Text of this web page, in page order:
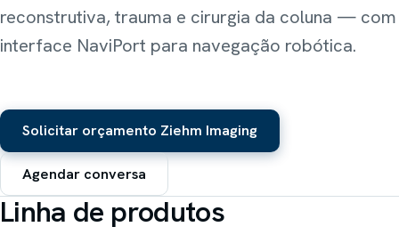
Blue Health
Locação EaaS
Mesas cirúrgicas
Biotecno
Poltronas hospitalares
Mamute
Obradec
Pisos hospitalares
Prime Intelligence
Sobre Nós
Atas de Registro de Preços
Compartilhar este site
reconstrutiva, trauma e cirurgia da coluna — com
interface NaviPort para navegação robótica.
Solicitar orçamento Ziehm Imaging
Agendar conversa
Linha de produtos